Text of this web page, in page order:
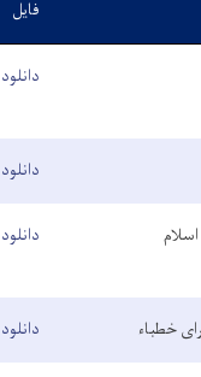
فایل
دانلود
دانلود
دانلود
خطباء دانلود